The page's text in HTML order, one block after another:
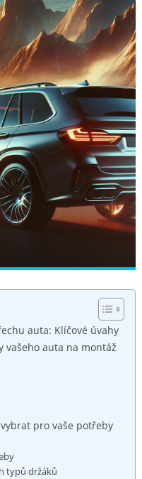
auta: Klíčové úvahy
vašeho ⁣auta na montáž
pro vaše ⁣potřeby
typů držáků